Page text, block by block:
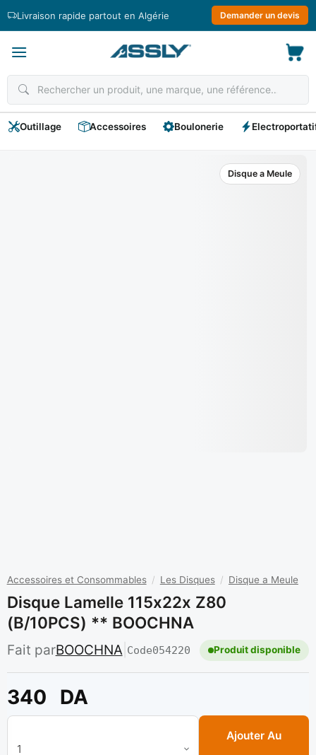
Livraison rapide partout en Algérie Demander un devis
Outillage Accessoires Boulonerie
Disque a Meule
Accessoires et Consommables / Les Disques / Disque a Meule
Disque Lamelle 115x22x Z80
(B/10PCS) ** BOOCHNA
Fait parBOOCHNA| Code054220 Produit disponible
340 DA
quantité de Disque lamelle 115x22x Z80 (B/10PCS) **
Ajouter Au